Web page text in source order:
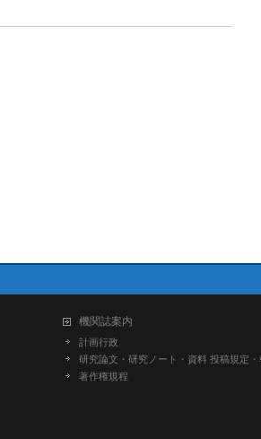
機関誌案内
計画行政
研究論文・研究ノート・資料 投稿規定・
著作権規程